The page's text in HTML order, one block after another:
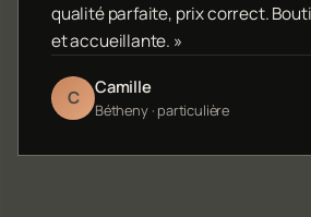
qualité parfaite, prix correct.
et accueillante. »
C Camille
Bétheny · particulière